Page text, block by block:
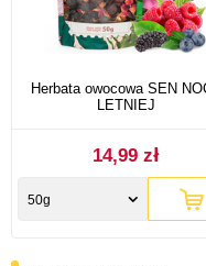
Herbata owocowa SEN
LETNIEJ
14,99 zł
50g